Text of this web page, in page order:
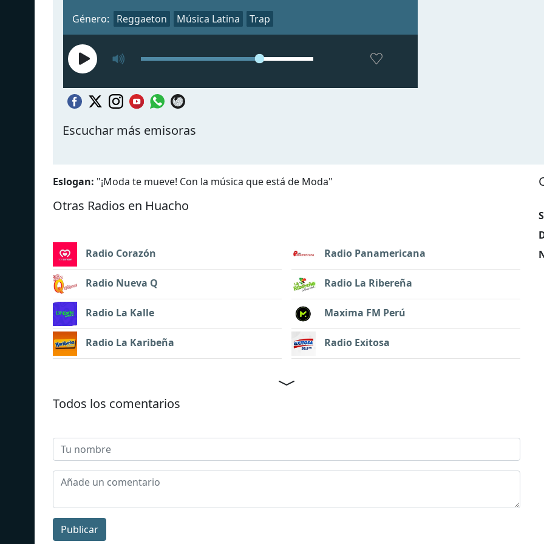
Género: Reggaeton Música Latina Trap
Escuchar más emisoras
Eslogan: "¡Moda te mueve! Con la música que está de Moda"
Otras Radios en Huacho
Radio Corazón
Radio Nueva Q
Radio La Kalle
Radio La Karibeña
Radio Panamericana
Radio La Ribereña
Maxima FM Perú
Radio Exitosa
Todos los comentarios
Publicar